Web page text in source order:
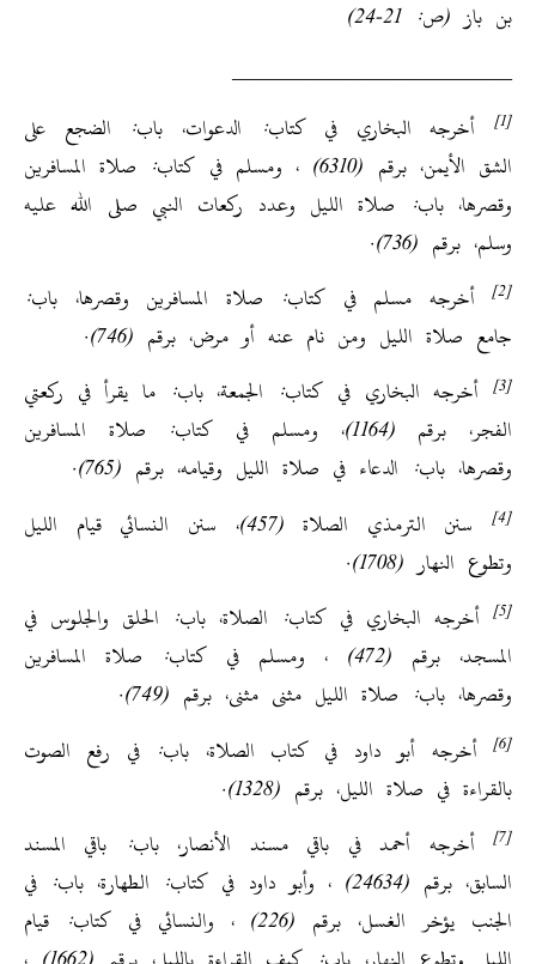
بن باز (ص: 21-24)
__________________________
[
1
]
أخرجه البخاري في كتاب: الدعوات، باب: الضجع على
الشق الأيمن، برقم (6310) ، ومسلم في كتاب: صلاة المسافرين
وقصرها، باب: صلاة الليل وعدد ركعات النبي صلى الله عليه
وسلم، برقم (736).
[2]
أخرجه مسلم في كتاب: صلاة المسافرين وقصرها، باب:
جامع صلاة الليل ومن نام عنه أو مرض، برقم (746).
[3]
أخرجه البخاري في كتاب: الجمعة، باب: ما يقرأ في ركعتي
الفجر، برقم (1164)، ومسلم في كتاب: صلاة المسافرين
وقصرها، باب: الدعاء في صلاة الليل وقيامه، برقم (765).
[4]
سنن الترمذي الصلاة (457)، سنن النسائي قيام الليل
وتطوع النهار (1708).
[5]
أخرجه البخاري في كتاب: الصلاة، باب: الحلق والجلوس في
المسجد، برقم (472) ، ومسلم في كتاب: صلاة المسافرين
وقصرها، باب: صلاة الليل مثنى مثنى، برقم (749).
[
6
]
أخرجه أبو داود في كتاب الصلاة، باب: في رفع الصوت
بالقراءة في صلاة الليل، برقم (1328).
[7]
أخرجه أحمد في باقي مسند الأنصار، باب: باقي المسند
السابق، برقم (24634) ، وأبو داود في كتاب: الطهارة، باب: في
الجنب يؤخر الغسل، برقم (226) ، والنسائي في كتاب: قيام